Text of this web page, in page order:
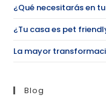
¿Qué necesitarás en
¿Tu casa es pet
La mayor
Blog